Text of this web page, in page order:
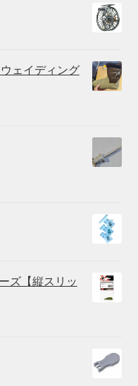
ェイディング
ズ【縦スリッ